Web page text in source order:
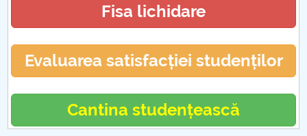
Fisa lichidare
Evaluarea satisfacției studenților
Cantina studențească